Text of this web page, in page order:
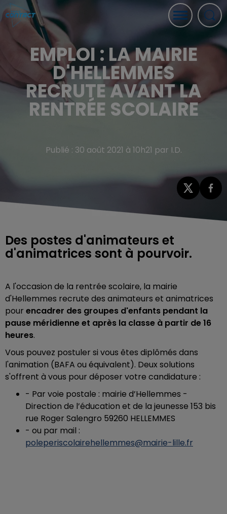
EMPLOI : LA MAIRIE
D'HELLEMMES
RECRUTE AVANT LA
RENTRÉE SCOLAIRE
Publié : 30 août 2021 à 10h21 par I.D.
Des postes d'animateurs et
d'animatrices sont à pourvoir.
A l'occasion de la rentrée scolaire, la mairie
d'Hellemmes recrute des animateurs et animatrices
pour encadrer des groupes d'enfants pendant la
pause méridienne et après la classe à partir de 16
heures.
Vous pouvez postuler si vous êtes diplômés dans
l'animation (BAFA ou équivalent). Deux solutions
s'offrent à vous pour déposer votre candidature :
- Par voie postale : mairie d’Hellemmes -
Direction de l’éducation et de la jeunesse 153 bis
rue Roger Salengro 59260 HELLEMMES
- ou par mail :
poleperiscolairehellemmes@mairie-lille.fr